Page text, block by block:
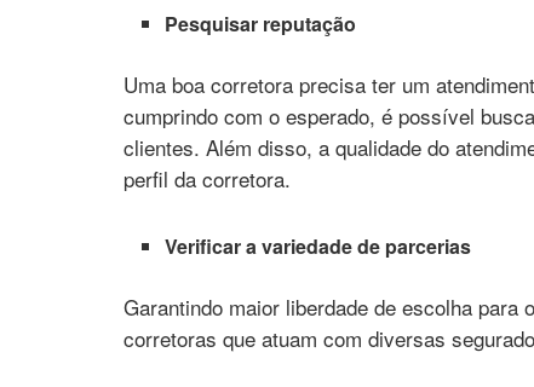
Pesquisar reputação
Uma boa corretora precisa ter um
cumprindo com o esperado, é possível
clientes. Além disso, a qualidade do
perfil da corretora.
Verificar a variedade de parcerias
Garantindo maior liberdade de escolha para
corretoras que atuam com diversas